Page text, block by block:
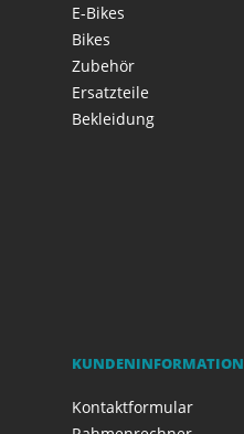
E-Bikes
Bikes
Zubehör
Ersatzteile
Bekleidung
KUNDENINFORMATION
Kontaktformular